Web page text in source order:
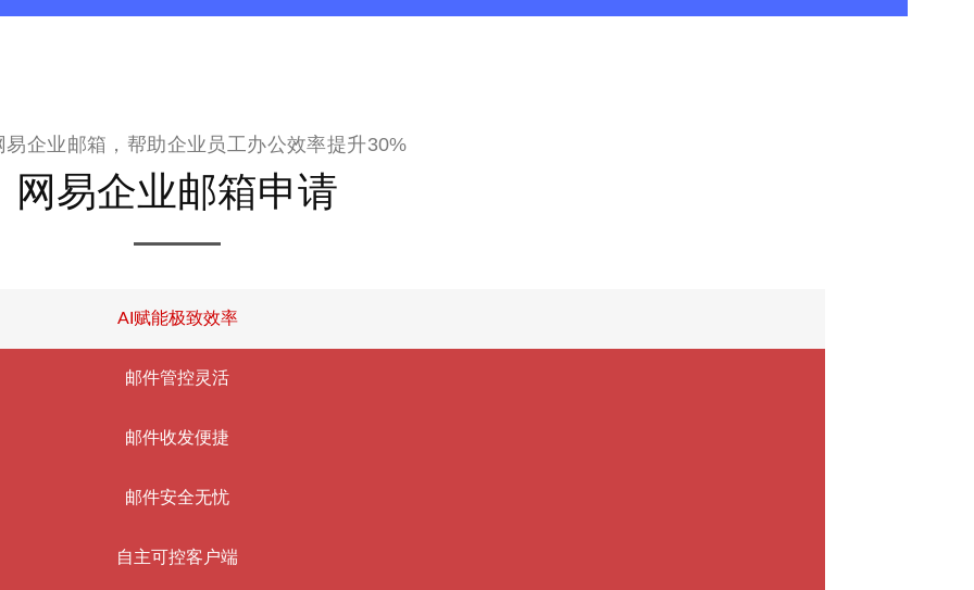
易企业邮箱，帮助企业员工办公效率提升30%
网易企业邮箱申请
AI赋能极致效率
邮件管控灵活
邮件收发便捷
邮件安全无忧
自主可控客户端